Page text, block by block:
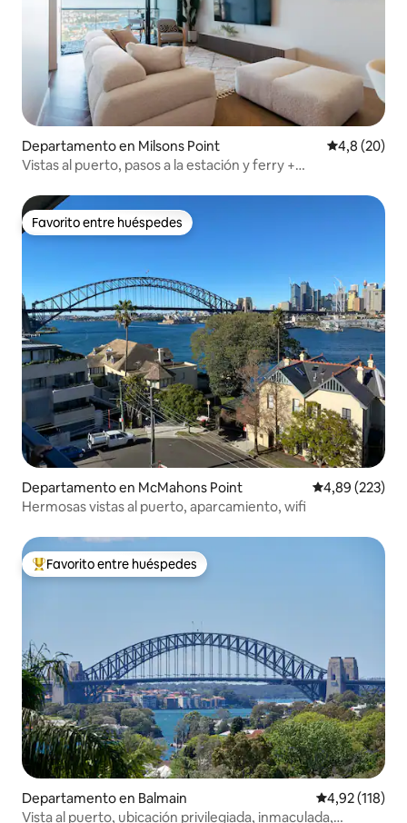
Departamento en Milsons Point Calificación
4,8 (20)
Vistas al puerto, pasos a la estación y ferry +
Favorito entre huéspedes
Favorito entre huéspedes
Departamento en McMahons Point Calificación
4,89 (223)
Hermosas vistas al puerto, aparcamiento, wifi
Favorito entre los huéspedes más destacados
Favorito entre huéspedes
Departamento en Balmain Calificación
4,92 (118)
Vista al puerto, ubicación privilegiada, inmaculada,